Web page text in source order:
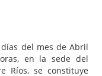
del mes de Abril
en la sede del
Ríos, se constituye